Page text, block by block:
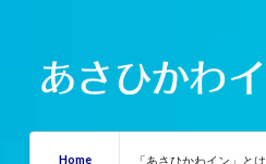
Home 「あさひかわイン」とは